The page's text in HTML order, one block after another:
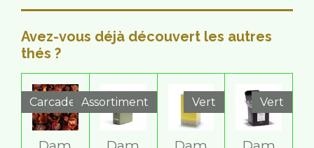
l
u
a
t
o
n
o
i
l
e
o
l
e
s
o
l
e
s
o
l
s
o
l
s
y
r
v
a
l
Avez-vous déjà découvert les autres
thés ?
Carcadet Assortiment Vert Vert